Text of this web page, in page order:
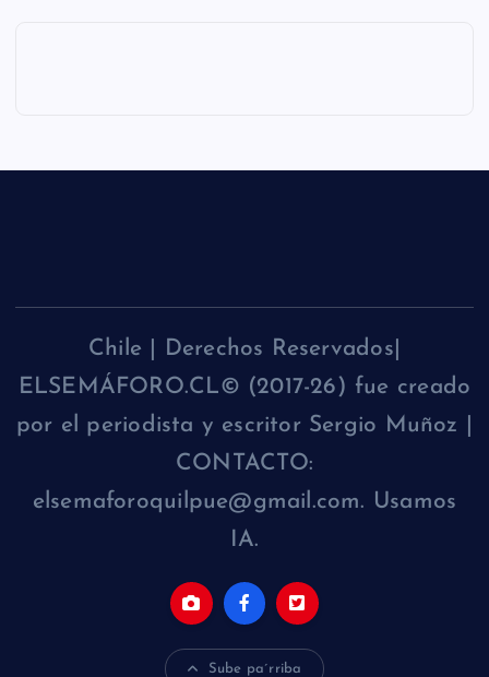
Chile | Derechos Reservados|
ELSEMÁFORO.CL© (2017-26) fue creado
por el periodista y escritor Sergio Muñoz |
CONTACTO:
elsemaforoquilpue@gmail.com. Usamos
IA.
Sube pa´rriba